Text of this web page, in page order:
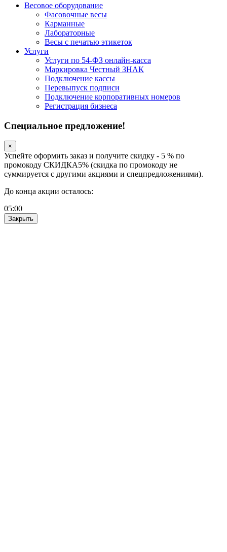
Весовое оборудование
Фасовочные весы
Карманные
Лабораторные
Весы с печатью этикеток
Услуги
Услуги по 54-ФЗ онлайн-касса
Маркировка Честный ЗНАК
Подключение кассы
Перевыпуск подписи
Подключение корпоративных номеров
Регистрация бизнеса
Специальное предложение!
×
Успейте оформить заказ и получите скидку - 5 % по
промокоду СКИДКА5% (скидка по промокоду не
суммируется с другими акциями и спецпредложениями).
До конца акции осталось:
05:00
Закрыть